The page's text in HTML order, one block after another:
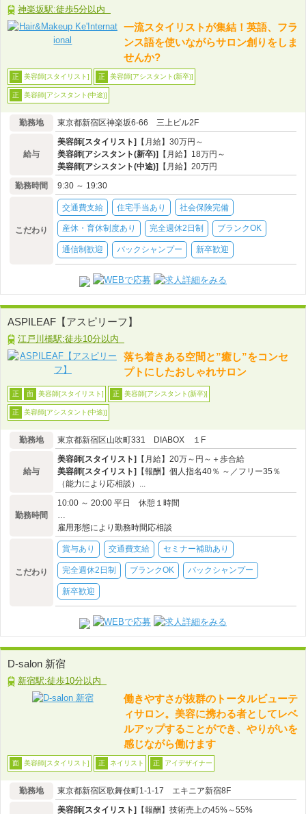
神楽坂駅:徒歩5分以内
一流スタイリストが集結！英語、フラ
ンス語を使いながらサロン創りをしま
せんか?
正 美容師[スタイリスト] 正 美容師[アシスタント(新卒)]
正 美容師[アシスタント(中途)]
勤務地 東京都新宿区神楽坂6-66 三上ビル2F
給与
美容師[スタイリスト]
【月給】30万円～
美容師[アシスタント(新卒)]
【月給】18万円～
美容師[アシスタント(中途)]
【月給】20万円
勤務時間
9:30 ～ 19:30
こだわり
交通費支給 住宅手当あり 社会保険完備
産休・育休制度あり 完全週休2日制 ブランクOK
通信制歓迎 バックシャンプー 新卒歓迎
ASPILEAF【アスピリーフ】
江戸川橋駅:徒歩10分以内
落ち着きある空間と”癒し”をコンセ
プトにしたおしゃれサロン
正 面 美容師[スタイリスト] 正 美容師[アシスタント(新卒)]
正 美容師[アシスタント(中途)]
勤務地 東京都新宿区山吹町331 DIABOX １F
給与
美容師[スタイリスト]
【月給】20万～円～＋歩合給
美容師[スタイリスト]
【報酬】個人指名40％ ～／フリー35％
（能力により応相談）...
勤務時間
10:00 ～ 20:00 平日 休憩１時間
…
雇用形態により勤務時間応相談
こだわり
賞与あり 交通費支給 セミナー補助あり
完全週休2日制 ブランクOK バックシャンプー
新卒歓迎
D-salon 新宿
新宿駅:徒歩10分以内
働きやすさが抜群のトータルビューテ
ィサロン。美容に携わる者としてレベ
ルアップすることができ、やりがいを
感じながら働けます
面 美容師[スタイリスト] 正 ネイリスト 正 アイデザイナー
勤務地 東京都新宿区歌舞伎町1-1-17 エキニア新宿8F
美容師[スタイリスト]
【報酬】技術売上の45%～55%